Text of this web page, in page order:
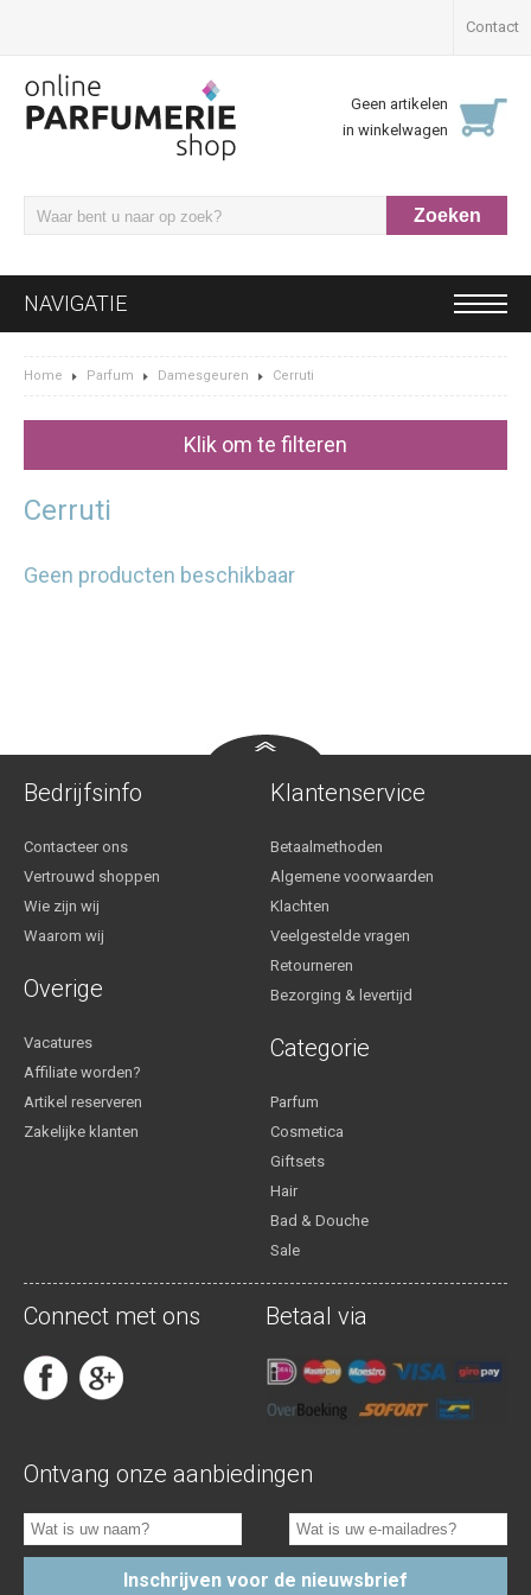
Contact
Geen artikelen
in winkelwagen
NAVIGATIE
Home Parfum Damesgeuren Cerruti
Klik om te filteren
Cerruti
Geen producten beschikbaar
Bedrijfsinfo
Contacteer ons
Vertrouwd shoppen
Wie zijn wij
Waarom wij
Klantenservice
Betaalmethoden
Algemene voorwaarden
Klachten
Veelgestelde vragen
Retourneren
Bezorging & levertijd
Overige
Vacatures
Affiliate worden?
Artikel reserveren
Zakelijke klanten
Categorie
Parfum
Cosmetica
Giftsets
Hair
Bad & Douche
Sale
Connect met ons Betaal via
Ontvang onze aanbiedingen